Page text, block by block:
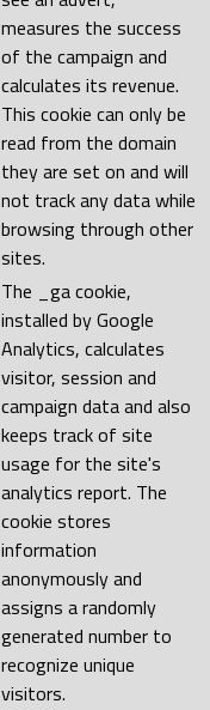
measures the success
of the campaign and
calculates its revenue.
This cookie can only be
read from the domain
they are set on and will
not track any data while
browsing through other
sites.
The _ga cookie,
installed by Google
Analytics, calculates
visitor, session and
campaign data and also
keeps track of site
usage for the site's
analytics report. The
cookie stores
information
anonymously and
assigns a randomly
generated number to
recognize unique
visitors.